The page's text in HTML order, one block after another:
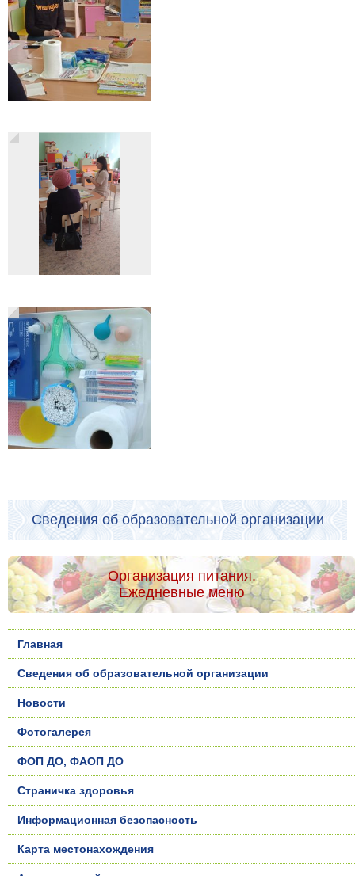
Сведения об образовательной организации
Организация питания.
Ежедневные меню
Главная
Сведения об образовательной организации
Новости
Фотогалерея
ФОП ДО, ФАОП ДО
Страничка здоровья
Информационная безопасность
Карта местонахождения